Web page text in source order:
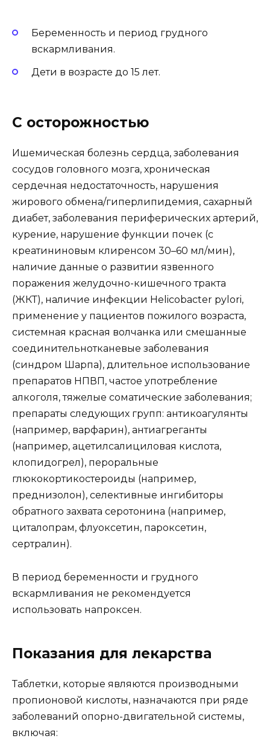
Беременность и период грудного
вскармливания.
Дети в возрасте до 15 лет.
С осторожностью
Ишемическая болезнь сердца, заболевания
сосудов головного мозга, хроническая
сердечная недостаточность, нарушения
жирового обмена/гиперлипидемия, сахарный
диабет, заболевания периферических артерий,
курение, нарушение функции почек (с
креатининовым клиренсом 30–60 мл/мин),
наличие данные о развитии язвенного
поражения желудочно-кишечного тракта
(ЖКТ), наличие инфекции Helicobacter pylori,
применение у пациентов пожилого возраста,
системная красная волчанка или смешанные
соединительнотканевые заболевания
(синдром Шарпа), длительное использование
препаратов НПВП, частое употребление
алкоголя, тяжелые соматические заболевания;
препараты следующих групп: антикоагулянты
(например, варфарин), антиагреганты
(например, ацетилсалициловая кислота,
клопидогрел), пероральные
глюкокортикостероиды (например,
преднизолон), селективные ингибиторы
обратного захвата серотонина (например,
циталопрам, флуоксетин, пароксетин,
сертралин).
В период беременности и грудного
вскармливания не рекомендуется
использовать напроксен.
Показания для лекарства
Таблетки, которые являются производными
пропионовой кислоты, назначаются при ряде
заболеваний опорно-двигательной системы,
включая: